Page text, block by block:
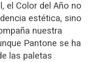
el Color del Año no
estética, sino
nuestra
Pantone se ha
las paletas